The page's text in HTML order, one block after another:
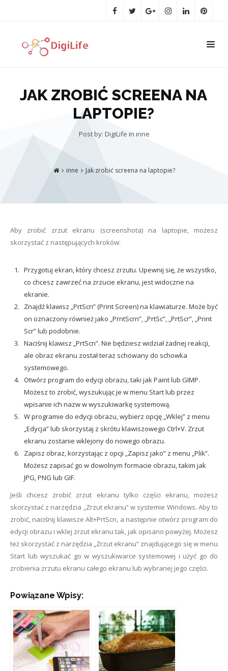
JAK ZROBIĆ SCREENA NA
LAPTOPIE?
Post by: DigiLife in inne
inne Jak zrobić screena na laptopie?
Aby zrobić zrzut ekranu (screenshota) na laptopie, możesz
skorzystać z następujących kroków:
Przygotuj ekran, który chcesz zrzutu. Upewnij się, że wszystko,
co chcesz zawrzeć na zrzucie ekranu, jest widoczne na
ekranie.
Znajdź klawisz „PrtScn” (Print Screen) na klawiaturze. Może być
on oznaczony również jako „PrntScrn”, „PrtSc”, „PrtScr”, „Print
Scr” lub podobnie.
Naciśnij klawisz „PrtScn”. Nie będziesz widział żadnej reakcji,
ale obraz ekranu został teraz schowany do schowka
systemowego.
Otwórz program do edycji obrazu, taki jak Paint lub GIMP.
Możesz to zrobić, wyszukując je w menu Start lub przez
wpisanie ich nazw w wyszukiwarkę systemową.
W programie do edycji obrazu, wybierz opcję „Wklej” z menu
„Edycja” lub skorzystaj z skrótu klawiszowego Ctrl+V. Zrzut
ekranu zostanie wklejony do nowego obrazu.
Zapisz obraz, korzystając z opcji „Zapisz jako” z menu „Plik”.
Możesz zapisać go w dowolnym formacie obrazu, takim jak
JPG, PNG lub GIF.
Jeśli chcesz zrobić zrzut ekranu tylko części ekranu, możesz
skorzystać z narzędzia „Zrzut ekranu” w systemie Windows. Aby to
zrobić, naciśnij klawisze Alt+PrtScn, a następnie otwórz program do
edycji obrazu i wklej zrzut ekranu tak, jak opisano powyżej. Możesz
też skorzystać z narzędzia „Zrzut ekranu” znajdującego się w menu
Start lub wyszukać go w wyszukiwarce systemowej i użyć go do
zrobienia zrzutu ekranu całego ekranu lub wybranej jego części.
Powiązane Wpisy: